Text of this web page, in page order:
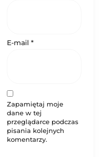
E-mail *
Zapamiętaj moje
dane w tej
przeglądarce podczas
pisania kolejnych
komentarzy.